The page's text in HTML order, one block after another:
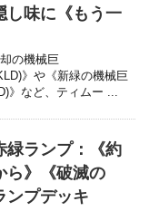
し味に《もう一
の機械巨
》や《新緑の機械巨
》など、ティムー ...
緑ランプ：《約
ら》《破滅の
ンプデッキ